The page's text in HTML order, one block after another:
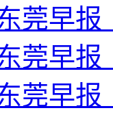
莞早报
莞早
莞早